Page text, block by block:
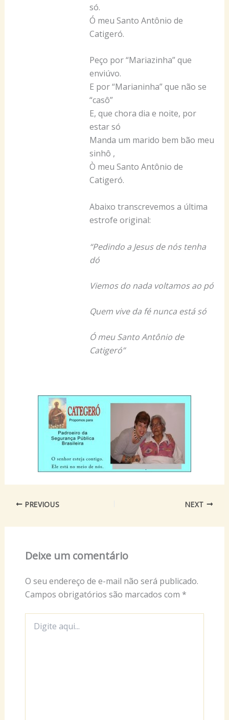
só.
Ó meu Santo Antônio de
Catigeró.
Peço por “Mariazinha” que
enviúvo.
E por “Marianinha” que não se
“casô”
E, que chora dia e noite, por
estar só
Manda um marido bem bão meu
sinhô ,
Ò meu Santo Antônio de
Catigeró.
Abaixo transcrevemos a última
estrofe original:
“Pedindo a Jesus de nós tenha
dó
Viemos do nada voltamos ao pó
Quem vive da fé nunca está só
Ó meu Santo Antônio de
Catigeró”
PREVIOUS NEXT
Deixe um comentário
O seu endereço de e-mail não será publicado.
Campos obrigatórios são marcados com *
aqui...